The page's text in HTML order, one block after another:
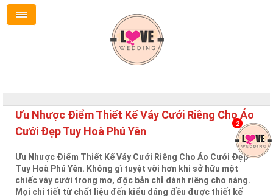
Ưu Nhược Điểm Thiết Kế Váy Cưới Riêng Cho Áo
Cưới Đẹp Tuy Hoà Phú Yên
Ưu Nhược Điểm Thiết Kế Váy Cưới Riêng Cho Áo Cưới Đẹp
Tuy Hoà Phú Yên. Không gì tuyệt vời hơn khi sở hữu một
chiếc váy cưới trong mơ, độc bản chỉ dành riêng cho nàng.
Mọi chi tiết từ chất liệu đến kiểu dáng đều được thiết kế
2